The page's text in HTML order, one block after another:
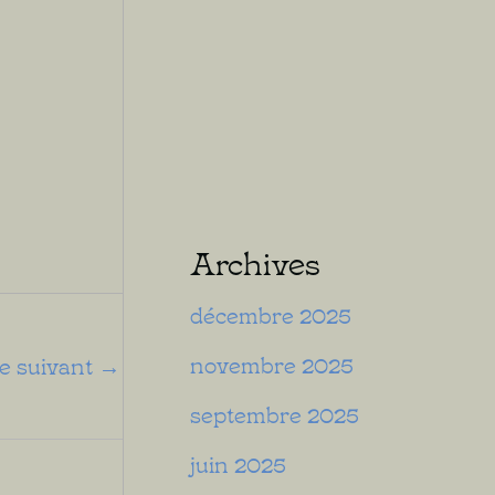
suivant →
Archives
décembre 2025
novembre 2025
septembre 2025
juin 2025